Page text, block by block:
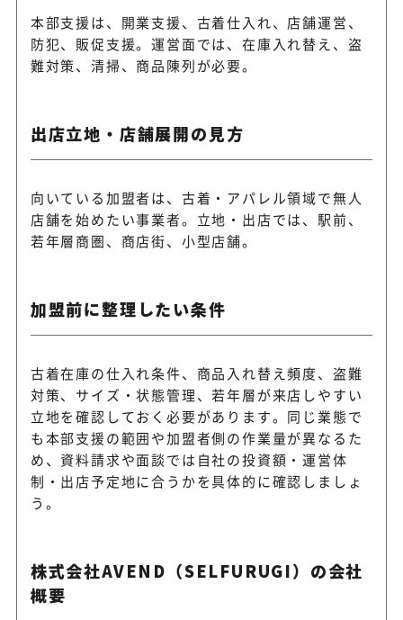
本部支援は、開業支援、古着仕入れ、店舗運営、
防犯、販促支援。運営面では、在庫入れ替え、盗
難対策、清掃、商品陳列が必要。
出店立地・店舗展開の見方
向いている加盟者は、古着・アパレル領域で無人
店舗を始めたい事業者。立地・出店では、駅前、
若年層商圏、商店街、小型店舗。
加盟前に整理したい条件
古着在庫の仕入れ条件、商品入れ替え頻度、盗難
対策、サイズ・状態管理、若年層が来店しやすい
立地を確認しておく必要があります。同じ業態で
も本部支援の範囲や加盟者側の作業量が異なるた
め、資料請求や面談では自社の投資額・運営体
制・出店予定地に合うかを具体的に確認しましょ
う。
株式会社AVEND（SELFURUGI）の会社
概要